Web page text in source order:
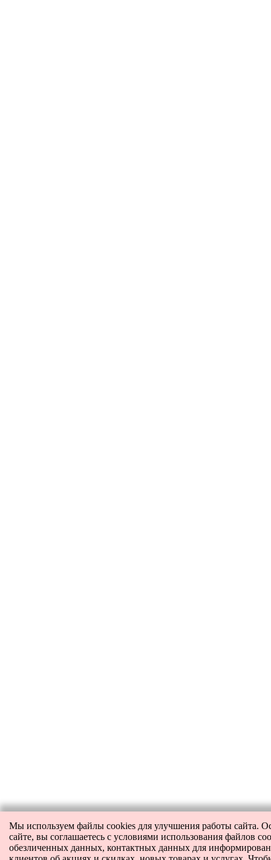
Мы используем файлы cookies для улучшения работы сайта.
сайте, вы соглашаетесь с условиями использования файлов
обезличенных данных, контактных данных для